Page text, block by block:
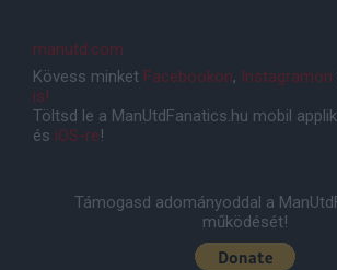
manutd.com
Kövess minket Facebookon, Instagramon
is!
Töltsd le a ManUtdFanatics.hu mobil
és iOS-re!
Támogasd adományoddal a
működését!